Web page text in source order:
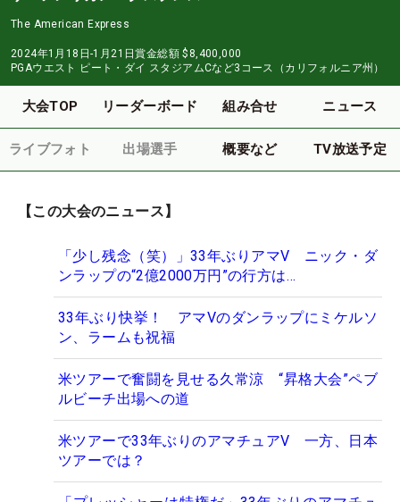
The American Express
2024年1月18日-1月21日賞金総額 $8,400,000
PGAウエスト ピート・ダイ スタジアムCなど3コース（カリフォルニア州）
大会TOP リーダーボード 組み合せ ニュース
ライブフォト 出場選手 概要など TV放送予定
【この大会のニュース】
「少し残念（笑）」33年ぶりアマV ニック・ダ
ンラップの“2億2000万円”の行方は…
33年ぶり快挙！ アマVのダンラップにミケルソ
ン、ラームも祝福
米ツアーで奮闘を見せる久常涼 “昇格大会”ペブ
ルビーチ出場への道
米ツアーで33年ぶりのアマチュアV 一方、日本
ツアーでは？